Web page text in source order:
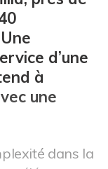
d’une
à
une
dans la